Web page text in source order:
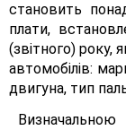
становить
плати,
(звітного) року,
автомобілів:
двигуна, тип